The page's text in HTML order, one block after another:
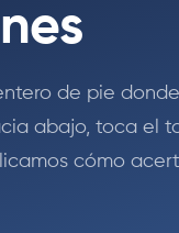
de pie
abajo, toca el
cómo